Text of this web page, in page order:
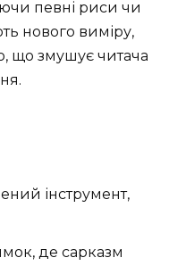
певні риси чи
нового виміру,
що змушує читача
інструмент,
де сарказм